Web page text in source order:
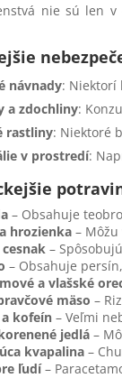
nie sú len
návnady: Niektorí
a zdochliny:
rastliny: Niektoré
v prostredí:
– Obsahuje
hrozienka –
–
– Obsahuje
a vlašské
mäso –
kofeín – Veľmi
jedlá –
kvapalina –
ľudí–